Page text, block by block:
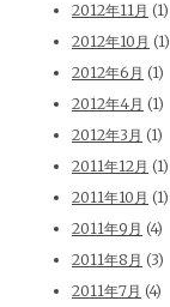
2012年11月 (1)
2012年10月 (1)
2012年6月 (1)
2012年4月 (1)
2012年3月 (1)
2011年12月 (1)
2011年10月 (1)
2011年9月 (4)
2011年8月 (3)
2011年7月 (4)